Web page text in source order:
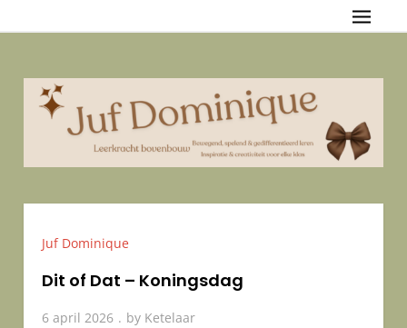
to
{Bewegend, spelend & gedifferentieerd leren — Inspiratie &
Juf Dominique
Dit of Dat – Koningsdag
6 april 2026 by Ketelaar